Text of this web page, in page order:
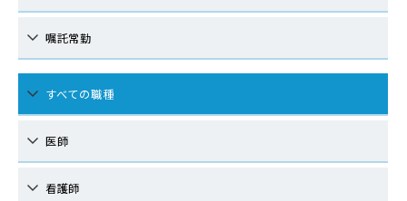
嘱託常勤
すべての職種
医師
看護師